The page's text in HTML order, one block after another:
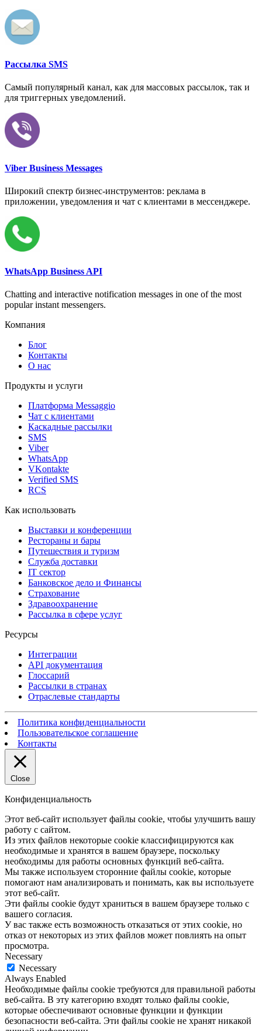
Рассылка SMS
Самый популярный канал, как для массовых рассылок, так и
для триггерных уведомлений.
Viber Business Messages
Широкий спектр бизнес-инструментов: реклама в
приложении, уведомления и чат с клиентами в мессенджере.
WhatsApp Business API
Chatting and interactive notification messages in one of the most
popular instant messengers.
Компания
Блог
Контакты
О нас
Продукты и услуги
Платформа Messaggio
Чат с клиентами
Каскадные рассылки
SMS
Viber
WhatsApp
VKontakte
Verified SMS
RCS
Как использовать
Выставки и конференции
Рестораны и бары
Путешествия и туризм
Служба доставки
IT сектор
Банковское дело и Финансы
Страхование
Здравоохранение
Рассылка в сфере услуг
Ресурсы
Интеграции
API документация
Глоссарий
Рассылки в странах
Отраслевые стандарты
Политика конфиденциальности
Пользовательское соглашение
Контакты
Close
Конфиденциальность
Этот веб-сайт использует файлы cookie, чтобы улучшить вашу
работу с сайтом.
Из этих файлов некоторые cookie классифицируются как
необходимые и хранятся в вашем браузере, поскольку
необходимы для работы основных функций веб-сайта.
Мы также используем сторонние файлы cookie, которые
помогают нам анализировать и понимать, как вы используете
этот веб-сайт.
Эти файлы cookie будут храниться в вашем браузере только с
вашего согласия.
У вас также есть возможность отказаться от этих cookie, но
отказ от некоторых из этих файлов может повлиять на опыт
просмотра.
Necessary
Necessary
Always Enabled
Необходимые файлы cookie требуются для правильной работы
веб-сайта. В эту категорию входят только файлы cookie,
которые обеспечивают основные функции и функции
безопасности веб-сайта. Эти файлы cookie не хранят никакой